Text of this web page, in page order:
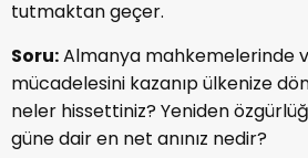
tutmaktan geçer.
Soru:Almanya mahkemelerinde
mücadelesini kazanıp ülkenize
neler hissettiniz? Yeniden
güne dair en net anınız nedir?